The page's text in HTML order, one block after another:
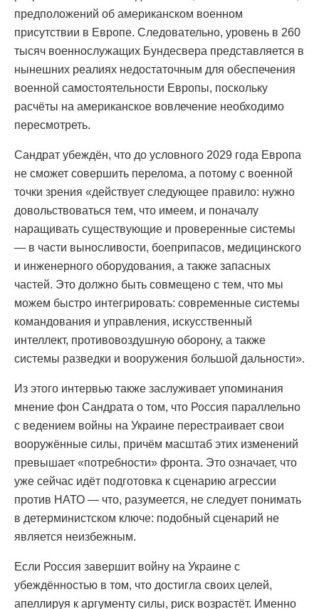
предположений об американском военном
присутствии в Европе. Следовательно, уровень в 260
тысяч военнослужащих Бундесвера представляется в
нынешних реалиях недостаточным для обеспечения
военной самостоятельности Европы, поскольку
расчёты на американское вовлечение необходимо
пересмотреть.
Сандрат убеждён, что до условного 2029 года Европа
не сможет совершить перелома, а потому с военной
точки зрения «действует следующее правило: нужно
довольствоваться тем, что имеем, и поначалу
наращивать существующие и проверенные системы
— в части выносливости, боеприпасов, медицинского
и инженерного оборудования, а также запасных
частей. Это должно быть совмещено с тем, что мы
можем быстро интегрировать: современные системы
командования и управления, искусственный
интеллект, противовоздушную оборону, а также
системы разведки и вооружения большой дальности».
Из этого интервью также заслуживает упоминания
мнение фон Сандрата о том, что Россия параллельно
с ведением войны на Украине перестраивает свои
вооружённые силы, причём масштаб этих изменений
превышает «потребности» фронта. Это означает, что
уже сейчас идёт подготовка к сценарию агрессии
против НАТО — что, разумеется, не следует понимать
в детерминистском ключе: подобный сценарий не
является неизбежным.
Если Россия завершит войну на Украине с
убеждённостью в том, что достигла своих целей,
апеллируя к аргументу силы, риск возрастёт. Именно